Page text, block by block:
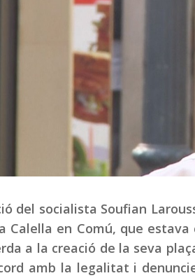
del socialista Soufian
Calella en Comú, que
a la creació de la seva
amb la legalitat i